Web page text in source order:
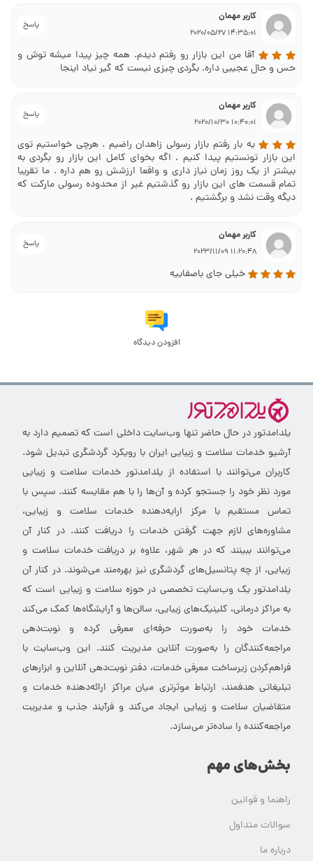
پاسخ
کاربر مهمان
14:35:01 2020/05/27
آقا من این بازار رو رفتم دیدم. همه چیز پیدا میشه توش و
حس و حال عجیبی داره. بگردی چیزی نیست که گیر نیاد اینجا
پاسخ
کاربر مهمان
10:40:01 2020/10/30
یه بار رفتم بازار رسولی زاهدان راضیم . هرچی خواستیم توی
این بازار تونستیم پیدا کنیم . اگه بخوای کامل این بازار رو بگردی به
بیشتر از یک روز زمان نیاز داری و واقعا ارزشش رو هم داره . ما تقریبا
تمام قسمت های این بازار رو گذشتیم غیر از محدوده رسولی مارکت که
دیگه وقت نشد و برگشتیم .
پاسخ
کاربر مهمان
11:20:48 2023/11/09
خیلی جای باصفاییه
افزودن دیدگاه
یلدامدتور در حال حاضر تنها وب‌سایت داخلی است که تصمیم دارد به
آرشیو خدمات سلامت و زیبایی ایران با رویکرد گردشگری تبدیل شود.
کاربران می‌توانند با استفاده از یلدامدتور خدمات سلامت و زیبایی
مورد نظر خود را جستجو کرده و آن‌ها را با هم مقایسه کنند. سپس با
تماس مستقیم با مرکز ارایه‌دهنده خدمات سلامت و زیبایی،
مشاوره‌های لازم جهت گرفتن خدمات را دریافت کنند. در کنار آن
می‌توانند ببینند که در هر شهر، علاوه بر دریافت خدمات سلامت و
زیبایی، از چه پتانسیل‌های گردشگری نیز بهره‌مند می‌شوند. در کنار آن
یلدامدتور یک وب‌سایت تخصصی در حوزه سلامت و زیبایی است که
به مراکز درمانی، کلینیک‌های زیبایی، سالن‌ها و آرایشگاه‌ها کمک می‌کند
خدمات خود را به‌صورت حرفه‌ای معرفی کرده و نوبت‌دهی
مراجعه‌کنندگان را به‌صورت آنلاین مدیریت کنند. این وب‌سایت با
فراهم‌کردن زیرساخت معرفی خدمات، دفتر نوبت‌دهی آنلاین و ابزارهای
تبلیغاتی هدفمند، ارتباط موثرتری میان مراکز ارائه‌دهنده خدمات و
متقاضیان سلامت و زیبایی ایجاد می‌کند و فرآیند جذب و مدیریت
مراجعه‌کننده را ساده‌تر می‌سازد.
بخش‌های مهم
راهنما و قوانین
سوالات متداول
درباره ما